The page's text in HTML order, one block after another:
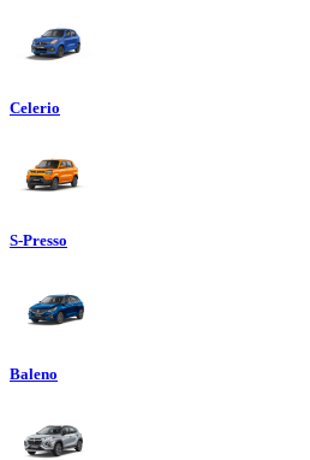
Celerio
S-Presso
Baleno